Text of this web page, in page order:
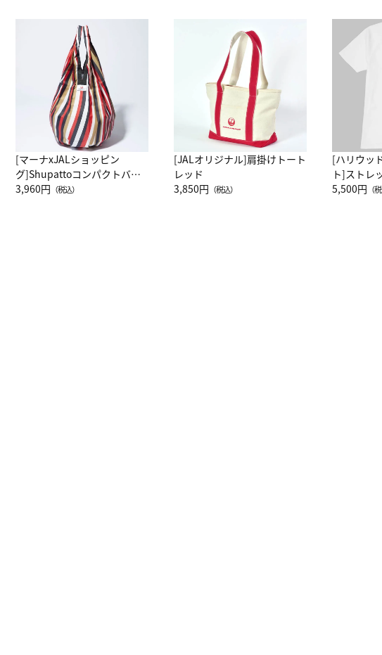
[マーナxJALショッピン
グ]Shupattoコンパクトバッ
グ Drop JAL客室乗務員
3,960円 （税込）
[JALオリジナル]肩掛けトート
レッド
3,850円 （税込）
[ハリウッ
ト]ストレ
ーネック
5,500円 （